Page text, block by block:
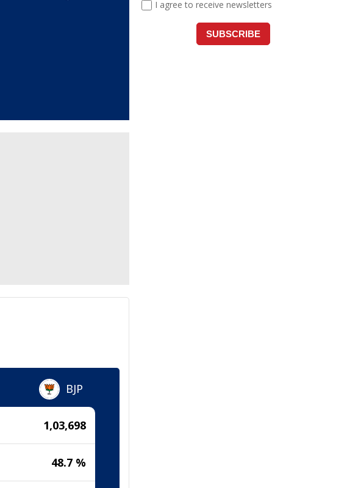
BJP
1,03,698
48.7 %